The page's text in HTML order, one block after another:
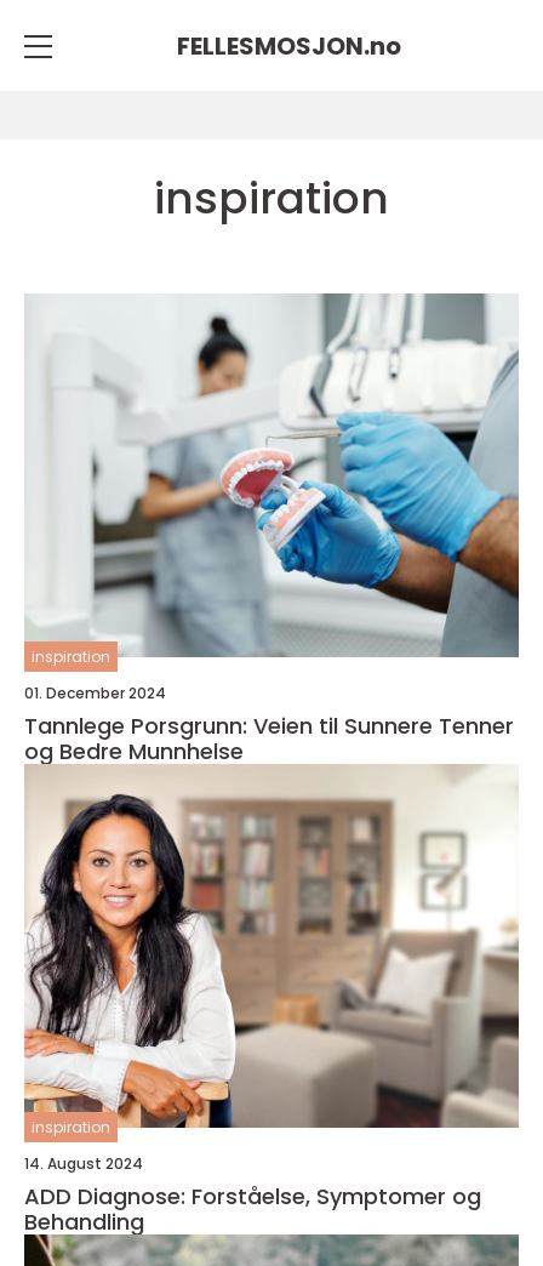
FELLESMOSJON.no
inspiration
inspiration
01. December 2024
Tannlege Porsgrunn: Veien til Sunnere Tenner
og Bedre Munnhelse
inspiration
14. August 2024
ADD Diagnose: Forståelse, Symptomer og
Behandling